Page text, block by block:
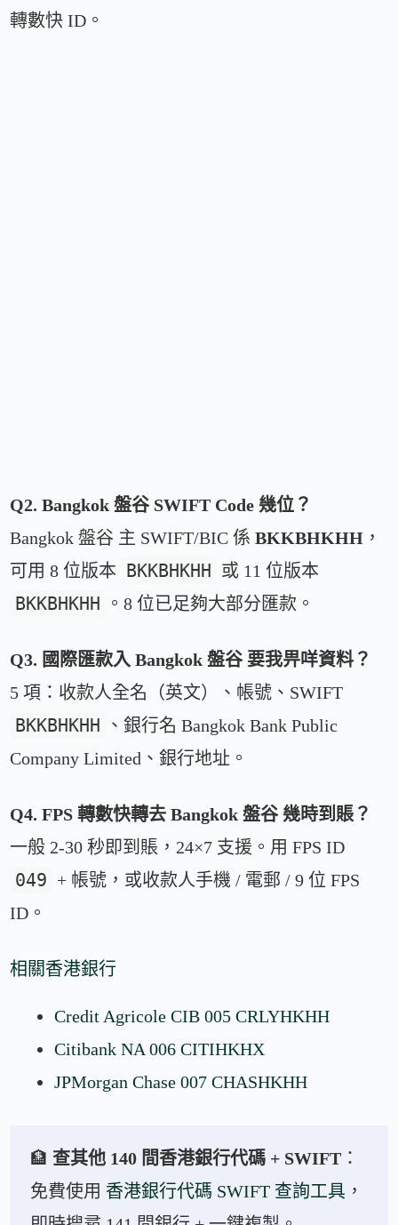
轉數快 ID。
Q2. Bangkok 盤谷 SWIFT Code 幾位？
Bangkok 盤谷 主 SWIFT/BIC 係BKKBHKHH ，
可用 8 位版本 BKKBHKHH 或 11 位版本
BKKBHKHH 。8 位已足夠大部分匯款。
Q3. 國際匯款入 Bangkok 盤谷 要我畀咩資料？
5 項：收款人全名（英文）、帳號、SWIFT
BKKBHKHH
、銀行名 Bangkok Bank Public
Company Limited、銀行地址。
Q4. FPS 轉數快轉去 Bangkok 盤谷 幾時到賬？
一般 2-30 秒即到賬，24×7 支援。用 FPS ID
049 + 帳號，或收款人手機 / 電郵 / 9 位 FPS
ID。
相關香港銀行
Credit Agricole CIB 005 CRLYHKHH
Citibank NA 006 CITIHKHX
JPMorgan Chase 007 CHASHKHH
🏦 查其他 140 間香港銀行代碼 + SWIFT：
免費使用 香港銀行代碼 SWIFT 查詢工具 ，